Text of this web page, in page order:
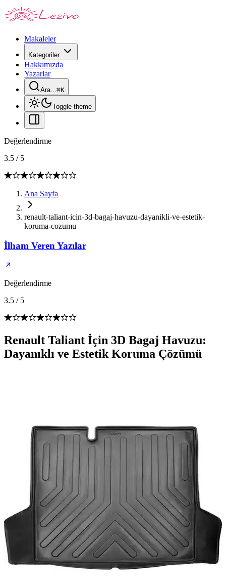
Makaleler
Kategoriler
Hakkımızda
Yazarlar
Ara...⌘K
Toggle theme
Değerlendirme
3.5 / 5
Ana Sayfa
renault-taliant-icin-3d-bagaj-havuzu-dayanikli-ve-estetik-
koruma-cozumu
İlham Veren Yazılar
Değerlendirme
3.5 / 5
Renault Taliant İçin 3D Bagaj Havuzu:
Dayanıklı ve Estetik Koruma Çözümü